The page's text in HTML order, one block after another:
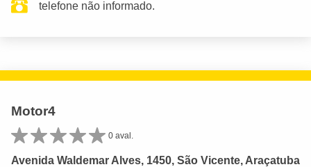
telefone não informado.
Motor4
0 aval.
Avenida Waldemar Alves, 1450, São Vicente, Araçatuba